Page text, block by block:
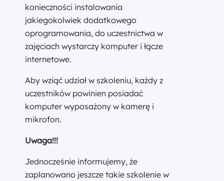
konieczności instalowania
jakiegokolwiek dodatkowego
oprogramowania, do uczestnictwa w
zajęciach wystarczy komputer i łącze
internetowe.
Aby wziąć udział w szkoleniu, każdy z
uczestników powinien posiadać
komputer wyposażony w kamerę i
mikrofon.
Uwaga!!!
Jednocześnie informujemy, że
zaplanowano jeszcze takie szkolenie w